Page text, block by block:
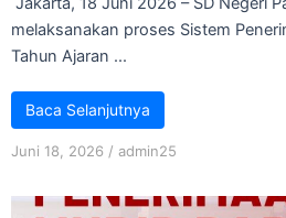
melaksanakan proses Sistem
Tahun Ajaran ...
Baca Selanjutnya
Juni 18, 2026 / admin25